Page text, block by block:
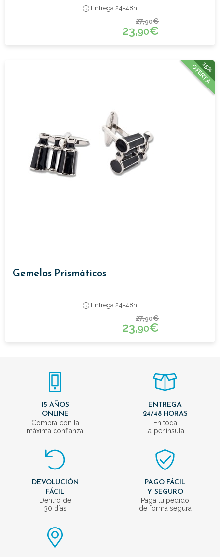
Entrega 24-48h
27,90€
23,90€
15%
OFERTA
Gemelos Prismáticos
Entrega 24-48h
27,90€
23,90€
15 AÑOS
ONLINE
Compra con la
máxima confianza
ENTREGA
24/48 HORAS
En toda
la península
DEVOLUCIÓN
FÁCIL
Dentro de
30 días
PAGO FÁCIL
Y SEGURO
Paga tu pedido
de forma segura